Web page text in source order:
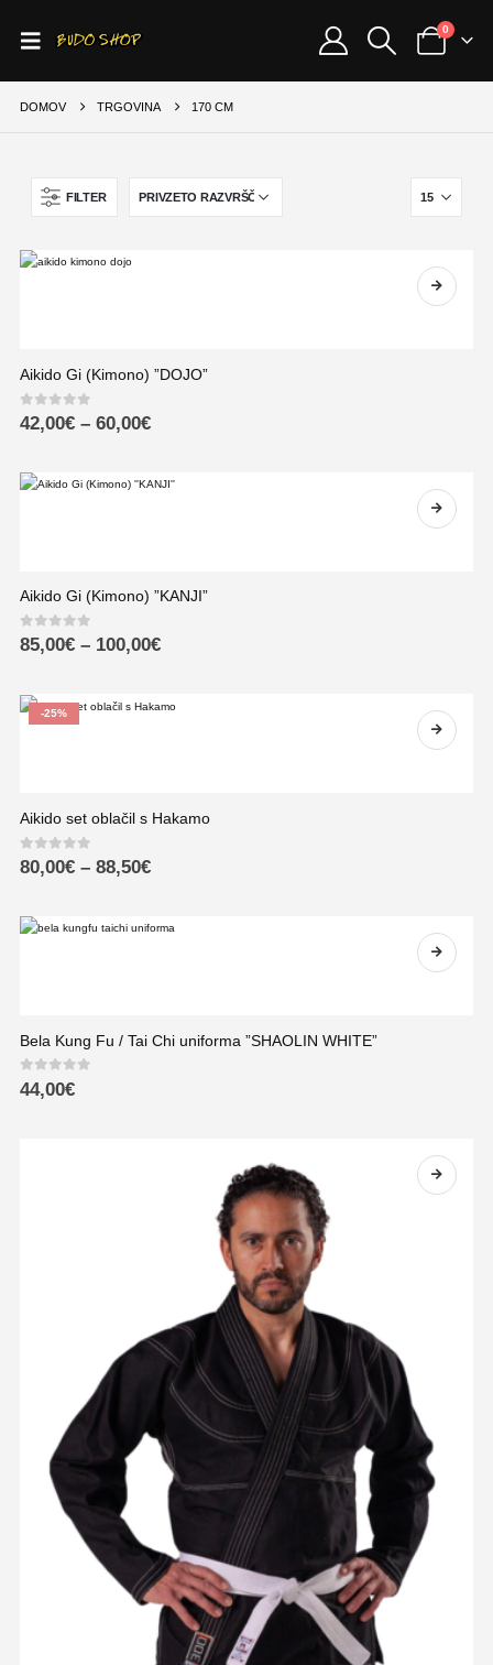
0
DOMOV TRGOVINA 170 CM
FILTER
Aikido Gi (Kimono) ”DOJO”
0out of 5
42,00€ – 60,00€
Aikido Gi (Kimono) ”KANJI”
0out of 5
85,00€ – 100,00€
-25%
Aikido set oblačil s Hakamo
0out of 5
80,00€ – 88,50€
Bela Kung Fu / Tai Chi uniforma ”SHAOLIN WHITE”
0out of 5
44,00€